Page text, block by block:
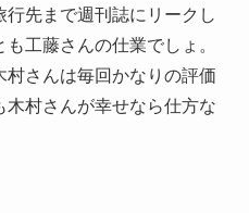
先まで週刊誌にリークし
工藤さんの仕業でしょ。
さんは毎回かなりの評価
村さんが幸せなら仕方な